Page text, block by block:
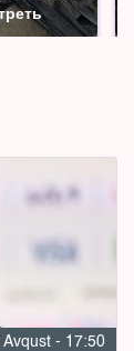
Avqust - 17:50